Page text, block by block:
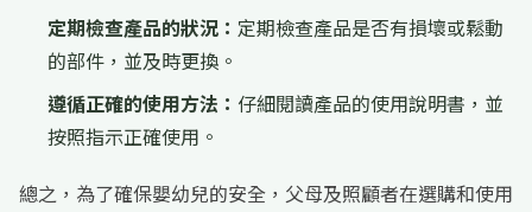
定期檢查產品的狀況： 定期檢查產品是否有損壞或鬆動
的部件，並及時更換。
遵循正確的使用方法： 仔細閱讀產品的使用說明書，並
按照指示正確使用。
總之，為了確保嬰幼兒的安全，父母及照顧者在選購和使用